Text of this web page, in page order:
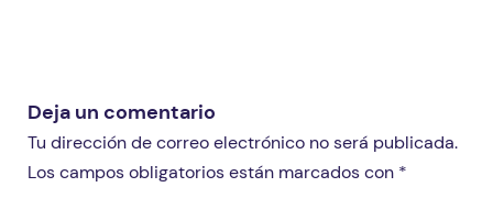
Deja un comentario
Tu dirección de correo electrónico no será publicada.
Los campos obligatorios están marcados con *